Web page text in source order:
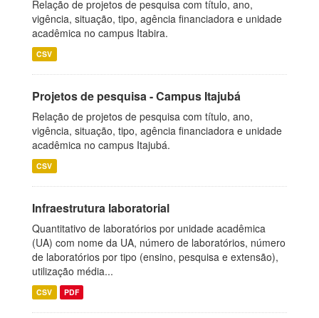
Relação de projetos de pesquisa com título, ano,
vigência, situação, tipo, agência financiadora e unidade
acadêmica no campus Itabira.
CSV
Projetos de pesquisa - Campus Itajubá
Relação de projetos de pesquisa com título, ano,
vigência, situação, tipo, agência financiadora e unidade
acadêmica no campus Itajubá.
CSV
Infraestrutura laboratorial
Quantitativo de laboratórios por unidade acadêmica
(UA) com nome da UA, número de laboratórios, número
de laboratórios por tipo (ensino, pesquisa e extensão),
utilização média...
CSV PDF